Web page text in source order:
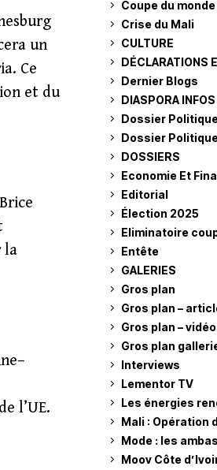
un
Ce
et du
la
l’UE.
Coupe du
Crise du Mali
CULTURE
DÉCLARATIONS
Dernier Blogs
DIASPORA INFOS
Dossier
Dossier
DOSSIERS
Economie Et
Editorial
Élection 2025
Eliminatoire
Entête
GALERIES
Gros plan
Gros plan –
Gros plan –
Gros plan
Interviews
Lementor TV
Les énergies
Mali : Opération
Mode : les
Moov Côte